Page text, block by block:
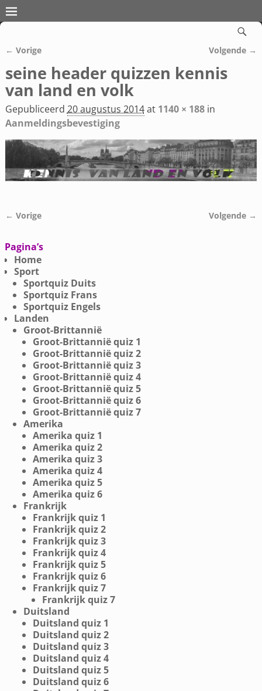
Afbeeldingsnavigatie
← Vorige Volgende →
seine header quizzen kennis
van land en volk
Gepubliceerd 20 augustus 2014at 1140 × 188in
Aanmeldingsbevestiging
Afbeeldingsnavigatie
← Vorige Volgende →
Pagina’s
Home
Sport
Sportquiz Duits
Sportquiz Frans
Sportquiz Engels
Landen
Groot-Brittannië
Groot-Brittannië quiz 1
Groot-Brittannië quiz 2
Groot-Brittannië quiz 3
Groot-Brittannië quiz 4
Groot-Brittannië quiz 5
Groot-Brittannië quiz 6
Groot-Brittannië quiz 7
Amerika
Amerika quiz 1
Amerika quiz 2
Amerika quiz 3
Amerika quiz 4
Amerika quiz 5
Amerika quiz 6
Frankrijk
Frankrijk quiz 1
Frankrijk quiz 2
Frankrijk quiz 3
Frankrijk quiz 4
Frankrijk quiz 5
Frankrijk quiz 6
Frankrijk quiz 7
Frankrijk quiz 7
Duitsland
Duitsland quiz 1
Duitsland quiz 2
Duitsland quiz 3
Duitsland quiz 4
Duitsland quiz 5
Duitsland quiz 6